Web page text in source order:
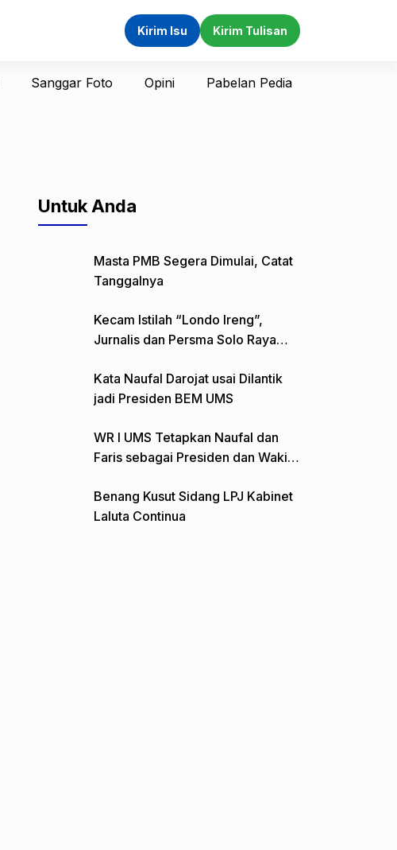
Kirim Isu Kirim Tulisan
Sanggar Foto Opini Pabelan Pedia
Untuk Anda
Masta PMB Segera Dimulai, Catat
Tanggalnya
Kecam Istilah “Londo Ireng”,
Jurnalis dan Persma Solo Raya
Kata Naufal Darojat usai Dilantik
jadi Presiden BEM UMS
WR I UMS Tetapkan Naufal dan
Faris sebagai Presiden dan Wakil
Benang Kusut Sidang LPJ Kabinet
Laluta Continua